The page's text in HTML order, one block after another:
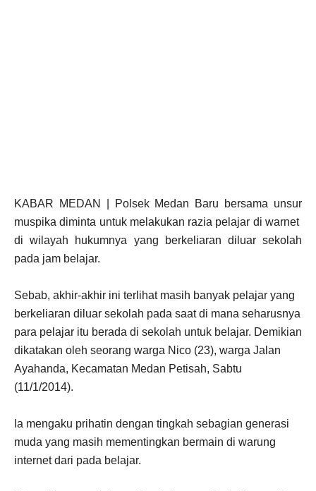
KABAR MEDAN | Polsek Medan Baru bersama unsur
muspika diminta untuk melakukan razia pelajar di warnet
di wilayah hukumnya yang berkeliaran diluar sekolah
pada jam belajar.
Sebab, akhir-akhir ini terlihat masih banyak pelajar yang
berkeliaran diluar sekolah pada saat di mana seharusnya
para pelajar itu berada di sekolah untuk belajar. Demikian
dikatakan oleh seorang warga Nico (23), warga Jalan
Ayahanda, Kecamatan Medan Petisah, Sabtu
(11/1/2014).
Ia mengaku prihatin dengan tingkah sebagian generasi
muda yang masih mementingkan bermain di warung
internet dari pada belajar.